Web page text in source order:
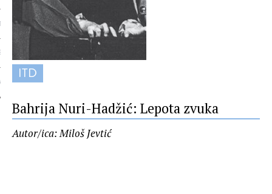
ITD
Bahrija Nuri-Hadžić: Lepota zvuka
Autor/ica: Miloš Jevtić